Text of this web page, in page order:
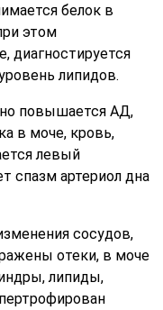
белок в
этом
диагностируется
липидов.
повышается АД,
в моче, кровь,
левый
спазм артериол дна
сосудов,
отеки, в моче
липиды,